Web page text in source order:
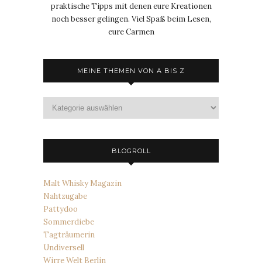
praktische Tipps mit denen eure Kreationen
noch besser gelingen. Viel Spaß beim Lesen,
eure Carmen
MEINE THEMEN VON A BIS Z
Themen
BLOGROLL
Malt Whisky Magazin
Nahtzugabe
Pattydoo
Sommerdiebe
Tagträumerin
Undiversell
Wirre Welt Berlin